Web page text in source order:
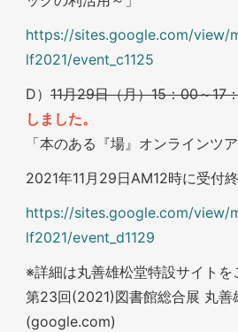
https://sites.google.com/view/
lf2021/event_c1125
D）11月29日（月）15：00～17
しました。
「本のある『場』オンラインツア
2021年11月29日AM12時に受付
https://sites.google.com/view/
lf2021/event_d1129
※詳細は丸善雄松堂特設サイトを
第23回(2021)図書館総合展 丸
(google.com)